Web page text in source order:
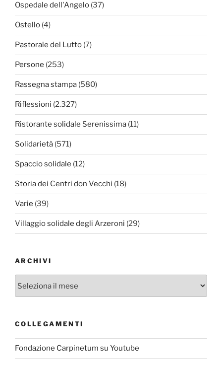
Ospedale dell'Angelo (37)
Ostello (4)
Pastorale del Lutto (7)
Persone (253)
Rassegna stampa (580)
Riflessioni (2.327)
Ristorante solidale Serenissima (11)
Solidarietà (571)
Spaccio solidale (12)
Storia dei Centri don Vecchi (18)
Varie (39)
Villaggio solidale degli Arzeroni (29)
ARCHIVI
Archivi
COLLEGAMENTI
Fondazione Carpinetum su Youtube